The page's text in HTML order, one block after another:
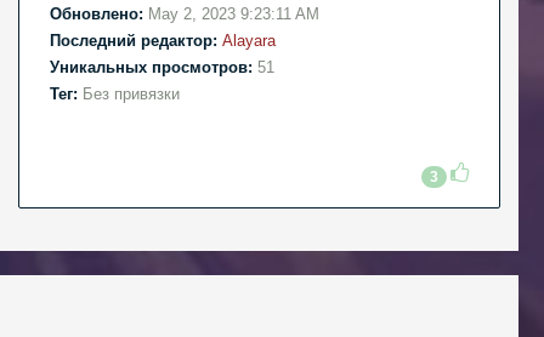
Обновлено: May 2, 2023 9:23:11 AM
Последний редактор: Alayara
Уникальных просмотров: 51
Тег: Без привязки
3